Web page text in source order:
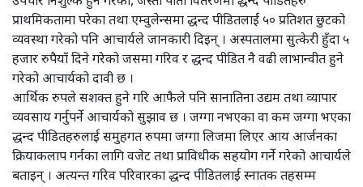
प्राथमिकतामा परेका तथा एम्वुलेन्समा द्धन्द पीडितलाई ५० प्रतिशत छुटको
व्यवस्था गरेको पनि आचार्यले जानकारी दिइन् । अस्पतालमा सुत्केरी हुँदा ५
हजार रुपैयाँ दिने गरेको जसमा गरिव र द्धन्द पीडित नै वढी लाभान्वीत हुने
गरेको आचार्यको दावी छ ।
आर्थिक रुपले सशक्त हुने गरि आफैले पनि सानातिना उद्यम तथा व्यापार
व्यवसाय गर्नुपर्ने आचार्यको सुझाव छ । जग्गा नभएका वा कम जग्गा भएका
द्धन्द पीडितहरुलाई समुहगत रुपमा जग्गा लिजमा लिएर आय आर्जनका
क्रियाकलाप गर्नका लागि वजेट तथा प्राविधीक सहयोग गर्ने गरेको आचार्यले
बताइन् । अत्यन्त गरिव परिवारका द्धन्द पीडितलाई स्नातक तहसम्म